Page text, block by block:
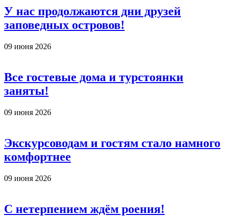
У нас продолжаются дни друзей
заповедных островов!
09 июня 2026
Все гостевые дома и турстоянки
заняты!
09 июня 2026
Экскурсоводам и гостям стало намного
комфортнее
09 июня 2026
С нетерпением ждём роения!